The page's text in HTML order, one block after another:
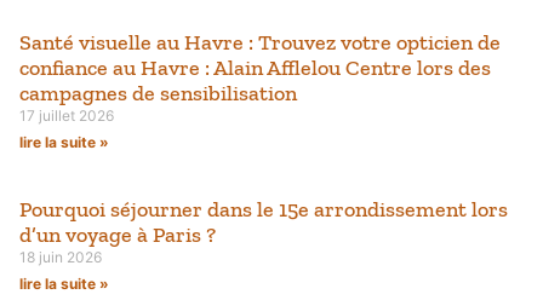
Santé visuelle au Havre : Trouvez votre opticien de
confiance au Havre : Alain Afflelou Centre lors des
campagnes de sensibilisation
17 juillet 2026
lire la suite »
Pourquoi séjourner dans le 15e arrondissement lors
d’un voyage à Paris ?
18 juin 2026
lire la suite »